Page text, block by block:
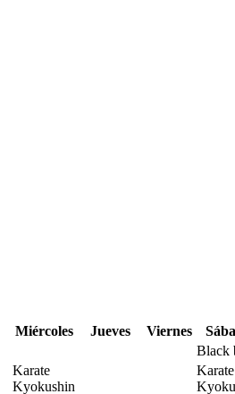
Miércoles Jueves Viernes S
Black
Karate
Kyokushin
Karate